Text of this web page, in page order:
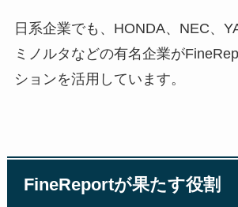
日系企業でも、HONDA、NEC、
ミノルタなどの有名企業が
ションを活用しています。
FineReportが果たす役割